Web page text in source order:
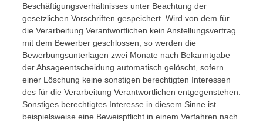
Beschäftigungsverhältnisses unter Beachtung der
gesetzlichen Vorschriften gespeichert. Wird von dem für
die Verarbeitung Verantwortlichen kein Anstellungsvertrag
mit dem Bewerber geschlossen, so werden die
Bewerbungsunterlagen zwei Monate nach Bekanntgabe
der Absageentscheidung automatisch gelöscht, sofern
einer Löschung keine sonstigen berechtigten Interessen
des für die Verarbeitung Verantwortlichen entgegenstehen.
Sonstiges berechtigtes Interesse in diesem Sinne ist
beispielsweise eine Beweispflicht in einem Verfahren nach